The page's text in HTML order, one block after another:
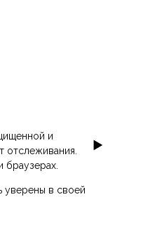
и
отслеживания.
браузерах.
уверены в своей